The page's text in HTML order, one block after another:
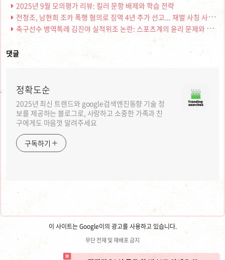
2025년 9월 모의평가 리뷰: 킬러 문항 배제와 학습 전략
전청조, 남현희 조카 폭행 혐의로 징역 4년 추가 선고... 재벌 사칭 사기까지
축구선수 병역특례 김진야 실적위조 논란: 스포츠계의 윤리 문제와 그 영향
댓글
정확도순
2025년 최신 트렌드와 google검색엔진동향 기술 정
보를 제공하는 블로그로, 사랑하고 소중한 가족과 친
구에게도 마음껏 알려주세요
구독하기
이 사이트는 Google이의 광고를 사용하고 있습니다.
무단 전재 및 재배포 금지